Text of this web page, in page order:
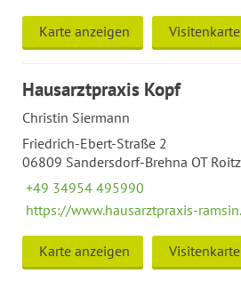
Karte anzeigen
Hausarztpraxis Kopf
Christin Siermann
Friedrich-Ebert-Straße 2
06809 Sandersdorf-Brehna OT
+49 34954 495990
https://www.hausarztpraxis-
Karte anzeigen